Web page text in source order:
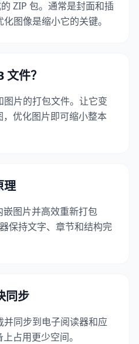
ZIP 包。通常是封面和插
图像是缩小它的关键。
件？
图片的打包文件。让它变
优化图片即可缩小整本
理
图片并高效重新打包
保持文字、章节和结构完
同步
并同步到电子阅读器和应
占用更少空间。